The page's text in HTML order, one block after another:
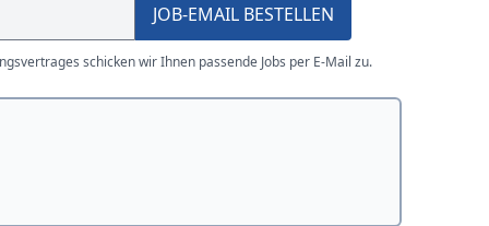
JOB-EMAIL BESTELLEN
schicken wir Ihnen passende Jobs per E-Mail zu.